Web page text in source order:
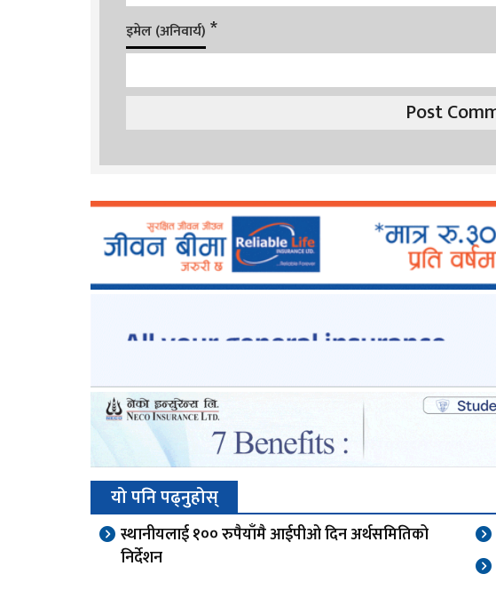
इमेल (अनिवार्य) *
यो पनि पढ्नुहोस्
स्थानीयलाई १०० रुपैयाँमै आईपीओ दिन अर्थसमितिको
निर्देशन